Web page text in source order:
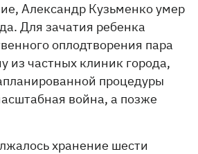
Александр Кузьменко умер
Для зачатия ребенка
оплодтворения пара
из частных клиник города,
процедуры
война, а позже
хранение шести